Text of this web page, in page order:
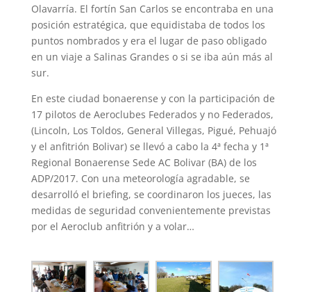
Olavarría. El fortín San Carlos se encontraba en una
posición estratégica, que equidistaba de todos los
puntos nombrados y era el lugar de paso obligado
en un viaje a Salinas Grandes o si se iba aún más al
sur.
En este ciudad bonaerense y con la participación de
17 pilotos de Aeroclubes Federados y no Federados,
(Lincoln, Los Toldos, General Villegas, Pigué, Pehuajó
y el anfitrión Bolivar) se llevó a cabo la 4ª fecha y 1ª
Regional Bonaerense Sede AC Bolivar (BA) de los
ADP/2017. Con una meteorología agradable, se
desarrolló el briefing, se coordinaron los jueces, las
medidas de seguridad convenientemente previstas
por el Aeroclub anfitrión y a volar…